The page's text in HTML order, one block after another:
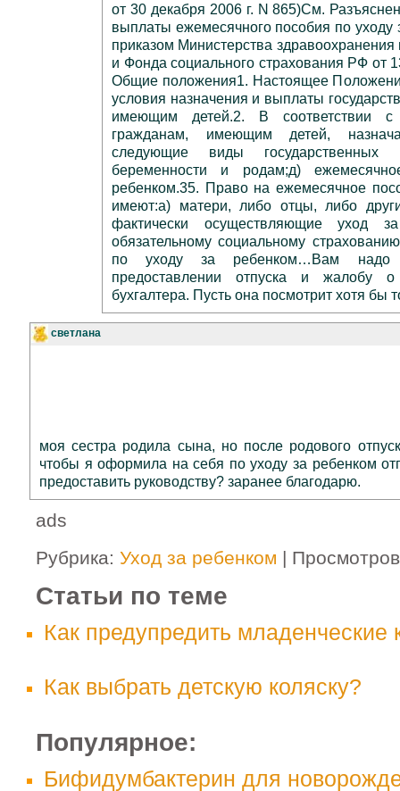
от 30 декабря 2006 г. N 865)См.
выплаты ежемесячного пособия по уходу
приказом Министерства
и Фонда социального страхования РФ от
Общие положения1. Настоящее
условия назначения и выплаты
имеющим детей.2. В соответствии
гражданам, имеющим детей,
следующие виды государственных
беременности и родам;д)
ребенком.35. Право на ежемесячное
имеют:а) матери, либо отцы, либо
фактически осуществляющие уход
обязательному социальному
по уходу за ребенком…Вам надо
предоставлении отпуска и жалобу о
бухгалтера. Пусть она посмотрит хотя бы
светлана
моя сестра родила сына, но после родового
чтобы я оформила на себя по уходу за ребенком
предоставить руководству? заранее благодарю.
ads
Рубрика: Уход за ребенком |
Статьи по теме
Как предупредить младенческие
Как выбрать детскую коляску?
Популярное:
Бифидумбактерин для